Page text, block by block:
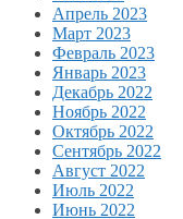
Апрель 2023
Март 2023
Февраль 2023
Январь 2023
Декабрь 2022
Ноябрь 2022
Октябрь 2022
Сентябрь 2022
Август 2022
Июль 2022
Июнь 2022